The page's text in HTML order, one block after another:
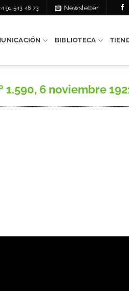
91 543 46 73 Newsletter
BIBLIOTECA
6 noviembre